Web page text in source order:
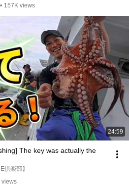
• 157K views
24:59
The key was actually the
倶楽部】
views